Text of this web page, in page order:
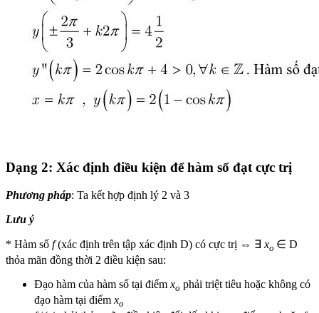
Dạng 2: Xác định điều kiện để hàm số đạt cực trị
Phương pháp: Ta kết hợp định lý 2 và 3
Lưu ý
* Hàm số f(xác định trên tập xác định D) có cực trị ⇔ ∃ xo ∈ D
thỏa mãn đồng thời 2 điều kiện sau:
Đạo hàm của hàm số tại điểm xo phải triệt tiêu hoặc không có
đạo hàm tại điểm xo